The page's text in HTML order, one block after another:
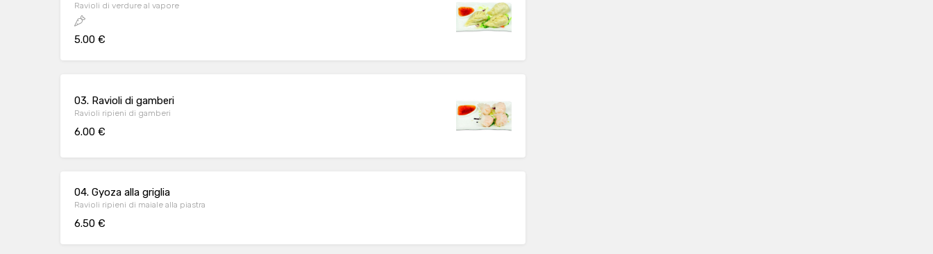
Ravioli di verdure al vapore
5.00 €
03. Ravioli di gamberi
Ravioli ripieni di gamberi
6.00 €
04. Gyoza alla griglia
Ravioli ripieni di maiale alla piastra
6.50 €